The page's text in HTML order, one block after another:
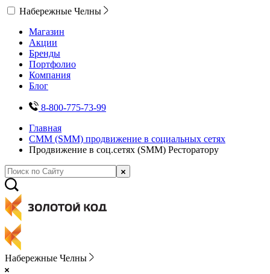
Набережные Челны
Магазин
Акции
Бренды
Портфолио
Компания
Блог
8-800-775-73-99
Главная
СММ (SMM) продвижение в социальных сетях
Продвижение в соц.сетях (SMM) Ресторатору
Набережные Челны